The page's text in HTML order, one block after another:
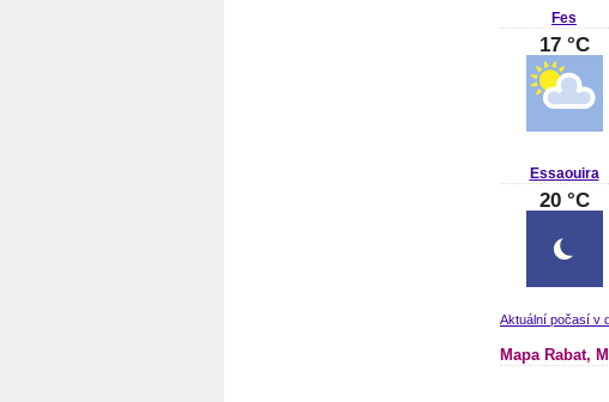
Fes
17 °C
Essaouira
20 °C
Aktuální počasí v
Mapa Rabat,